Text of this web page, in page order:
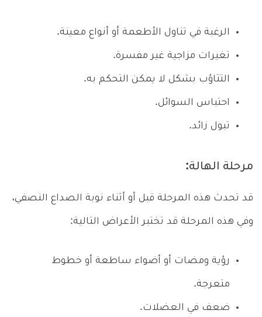
الرغبة في تناول الأطعمة أو أنواع معينة.
تغيرات مزاجية غير مفسرة.
التثاؤب بشكل لا يمكن التحكم به.
احتباس السوائل.
تبول زائد.
مرحلة الهالة:
قد تحدث هذه المرحلة قبل أو أثناء نوبة الصداع النصفي،
وفي هذه المرحلة قد تختبر الأعراض التالية:
رؤية ومضات أو أضواء ساطعة أو خطوط
متعرجة.
ضعف في العضلات.